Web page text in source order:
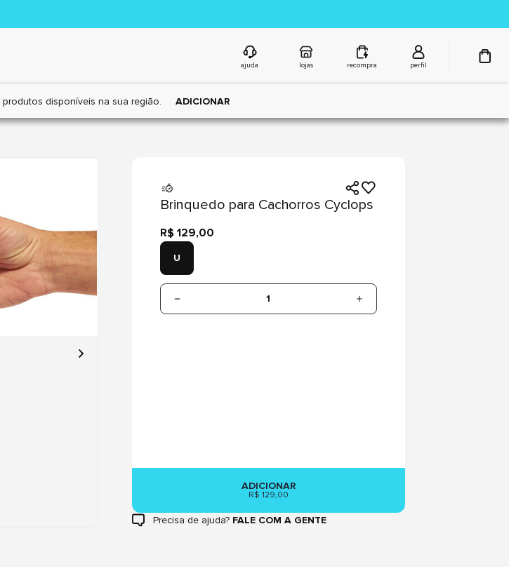
ajuda lojas recompra perfil
produtos disponíveis na sua região. ADICIONAR
Brinquedo para Cachorros Cyclops
R$ 129,00
U
1
ADICIONAR
R$ 129,00
Precisa de ajuda? FALE COM A GENTE